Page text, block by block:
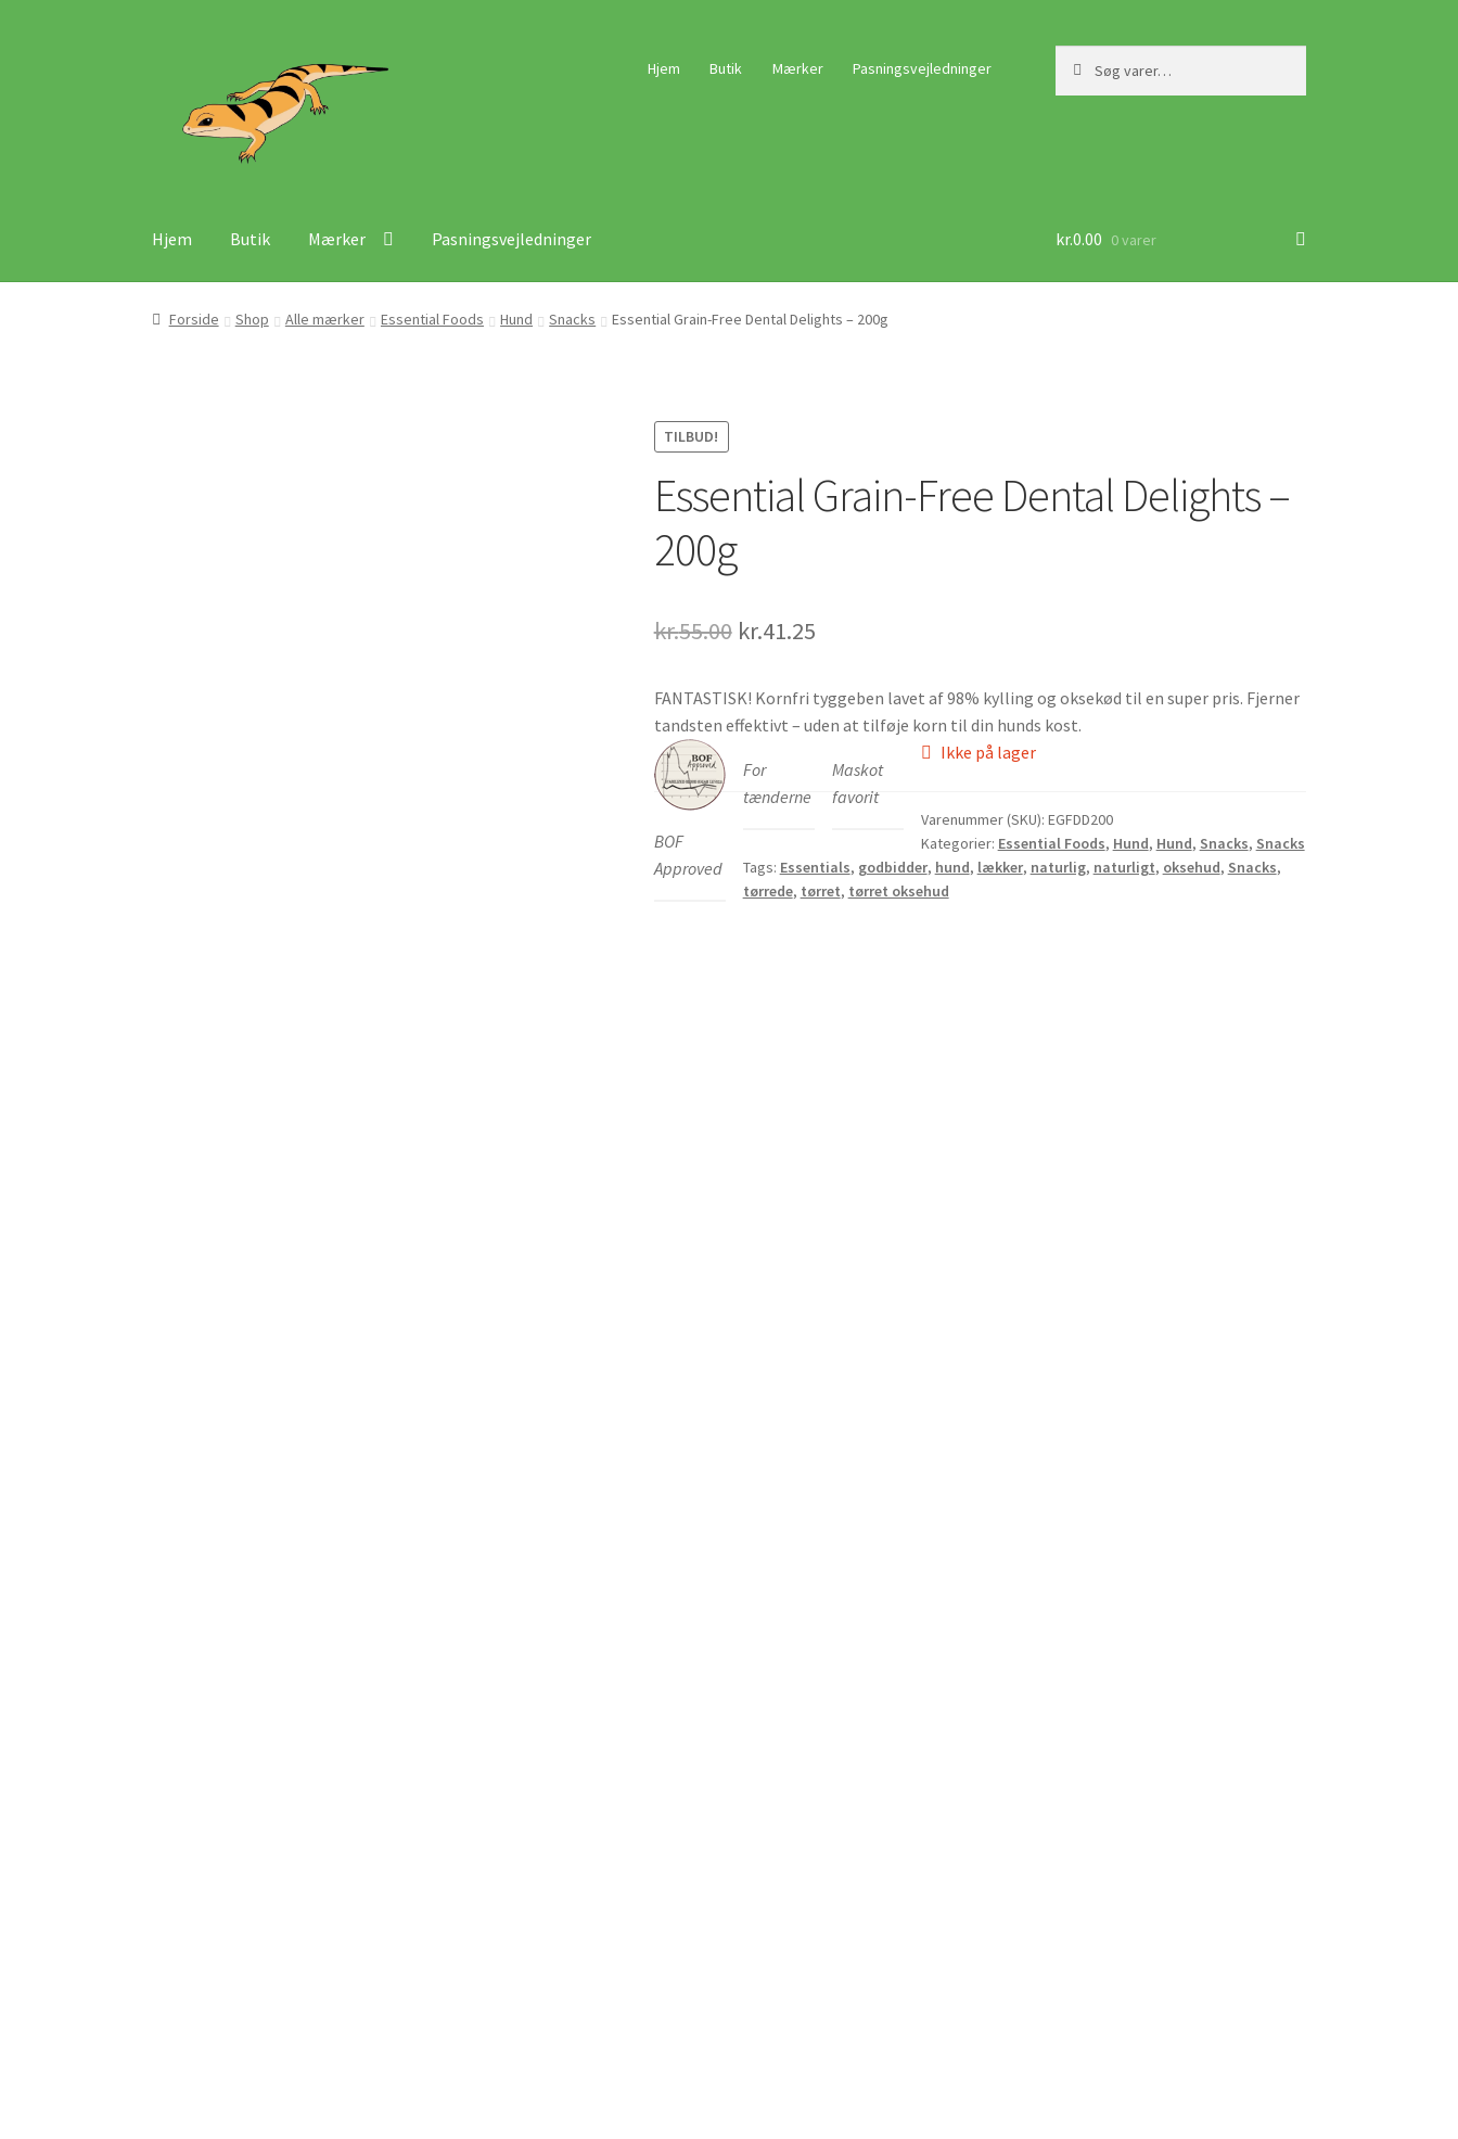
navigation
indhold
Hjem Butik Mærker Pasningsvejledninger
efter:
Hjem Butik Mærker Pasningsvejledninger kr.0.00 0 varer
Forside Shop Alle mærker Essential Foods Hund Snacks Essential Grain-Free Dental Delights – 200g
TILBUD!
Essential Grain-Free Dental Delights –
200g
kr.55.00 Den
pris
kr.55.00.
kr.41.25Den
pris
kr.41.25.
FANTASTISK! Kornfri tyggeben lavet af 98% kylling og oksekød til en super pris. Fjerner
tandsten effektivt – uden at tilføje korn til din hunds kost.
BOF
Approved
For
tænderne
Maskot
favorit
Ikke på lager
Varenummer (SKU): EGFDD200
Kategorier: Essential Foods, Hund, Hund, Snacks, Snacks
Tags: Essentials, godbidder, hund, lækker, naturlig, naturligt, oksehud, Snacks,
tørrede, tørret, tørret oksehud